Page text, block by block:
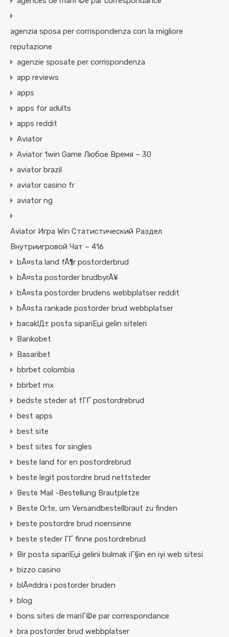
agenzia sposa per corrispondenza con la migliore
reputazione
agenzie sposate per corrispondenza
app reviews
apps
apps for adults
apps reddit
Aviator
Aviator 1win Game Любое Время – 30
aviator brazil
aviator casino fr
aviator ng
Aviator Игра Win Статистический Раздел
Внутриигровой Чат – 416
bÃ¤sta land fÃ¶r postorderbrud
bÃ¤sta postorder brudbyrÃ¥
bÃ¤sta postorder brudens webbplatser reddit
bÃ¤sta rankade postorder brud webbplatser
bacaklД± posta sipariЕџi gelin siteleri
Bankobet
Basaribet
bbrbet colombia
bbrbet mx
bedste steder at fГҐ postordrebrud
best apps
best site
best sites for singles
beste land for en postordrebrud
beste legit postordre brud nettsteder
Beste Mail -Bestellung Brautpletze
Beste Orte, um Versandbestellbraut zu finden
beste postordre brud noensinne
beste steder ГҐ finne postordrebrud
Bir posta sipariЕџi gelini bulmak iГ§in en iyi web sitesi
bizzo casino
blÃ¤ddra i postorder bruden
blog
bons sites de mariГ©e par correspondance
bra postorder brud webbplatser